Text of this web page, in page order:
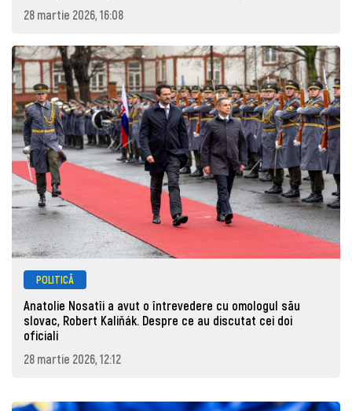
28 martie 2026, 16:08
POLITICĂ
Anatolie Nosatîi a avut o întrevedere cu omologul său
slovac, Robert Kaliňák. Despre ce au discutat cei doi
oficiali
28 martie 2026, 12:12